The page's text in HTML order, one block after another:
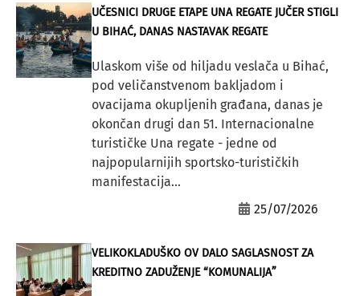
UČESNICI DRUGE ETAPE UNA REGATE JUČER STIGLI
U BIHAĆ, DANAS NASTAVAK REGATE
Ulaskom više od hiljadu veslača u Bihać,
pod veličanstvenom bakljadom i
ovacijama okupljenih građana, danas je
okončan drugi dan 51. Internacionalne
turističke Una regate - jedne od
najpopularnijih sportsko-turističkih
manifestacija...
25/07/2026
VELIKOKLADUŠKO OV DALO SAGLASNOST ZA
KREDITNO ZADUŽENJE “KOMUNALIJA”